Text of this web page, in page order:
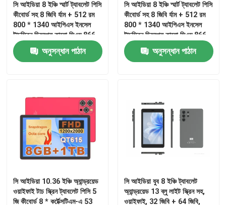
VR প্রদর্শন
আমাদের সম্পর্কে
আমাদের সাথে যোগাযোগ করুন
উদ্ধৃতির জন্য আবেদন
সি আইডিয়া 8 ইঞ্চি স্মার্ট ট্যাবলেট পিসি
কীবোর্ড সহ 8 জিবি র্যাম + 512 রম
800 * 1340 আইপিএস ইনসেল
টাচস্ক্রিন ডিসপ্লে কালো সিএম 866
অনুসন্ধান পাঠান
সি আইডিয়া 8 ইঞ্চি স্মার্ট ট্যাবলেট পিসি
কীবোর্ড সহ 8 জিবি র্যাম + 512 রম
800 * 1340 আইপিএস ইনসেল
টাচস্ক্রিন ডিসপ্লে কালো সিএম 866
অনুসন্ধান পাঠান
সি আইডিয়া 10.36 ইঞ্চি অ্যান্ড্রয়েড
ওয়াইফাই টাচ স্ক্রিন ট্যাবলেট পিসি 5
জি কীবোর্ড 8 * কর্টেক্সটিএম-এ 53
সি আইডিয়া যুব 8 ইঞ্চি ট্যাবলেট
অ্যান্ড্রয়েড 13 ব্লু লাইট স্ক্রিন সহ,
ওয়াইফাই, 32 জিবি + 64 জিবি,